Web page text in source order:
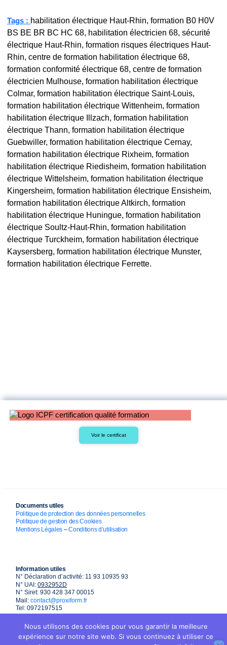
Tags : habilitation électrique Haut-Rhin, formation B0 H0V
BS BE BR BC HC 68, habilitation électricien 68, sécurité
électrique Haut-Rhin, formation risques électriques Haut-
Rhin, centre de formation habilitation électrique 68,
formation conformité électrique 68, centre de formation
électricien Mulhouse, formation habilitation électrique
Colmar, formation habilitation électrique Saint-Louis,
formation habilitation électrique Wittenheim, formation
habilitation électrique Illzach, formation habilitation
électrique Thann, formation habilitation électrique
Guebwiller, formation habilitation électrique Cernay,
formation habilitation électrique Rixheim, formation
habilitation électrique Riedisheim, formation habilitation
électrique Wittelsheim, formation habilitation électrique
Kingersheim, formation habilitation électrique Ensisheim,
formation habilitation électrique Altkirch, formation
habilitation électrique Huningue, formation habilitation
électrique Soultz-Haut-Rhin, formation habilitation
électrique Turckheim, formation habilitation électrique
Kaysersberg, formation habilitation électrique Munster,
formation habilitation électrique Ferrette.
Voir le certificat
Documents utiles
Politique de protection des données personnelles
Politique de gestion des Cookies
Mentions Légales –Conditions d’utilisation
Information utiles
N° Déclaration d’activité: 11 93 10935 93
N° UAI: 0932952D
N° Siret: 930 428 347 00015
Mail: contact@proxiform.fr
Tel: 0972197515
Nous utilisons des cookies pour vous garantir la meilleure
expérience sur notre site web. Si vous continuez à utiliser ce